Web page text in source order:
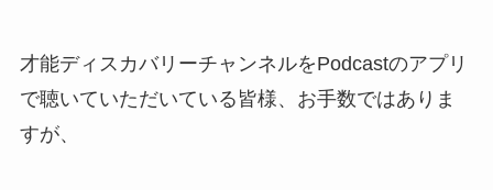
才能ディスカバリーチャンネルをPodcastのアプリ
で聴いていただいている皆様、お手数ではありま
すが、